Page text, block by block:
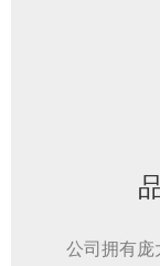
公司拥有庞